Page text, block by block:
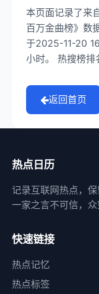
本页面记录了来
百万金曲榜》数
于2025-11-20
小时。 热搜榜
返回首页
热点日历
记录互联网热点，保
一家之言不可信，众
快速链接
热点记忆
热点标签